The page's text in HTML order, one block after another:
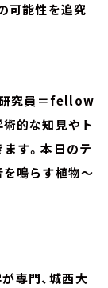
可能性を追究
研究員＝fellow
的な知見やト
す。本日のテ
を鳴らす植物～
専門、城西大